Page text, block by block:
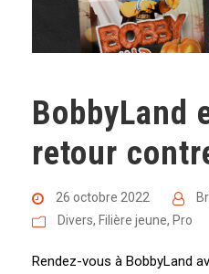
BobbyLand
retour
26 octobre 2022
Divers, Filière jeune, Pro
Rendez-vous à BobbyLand